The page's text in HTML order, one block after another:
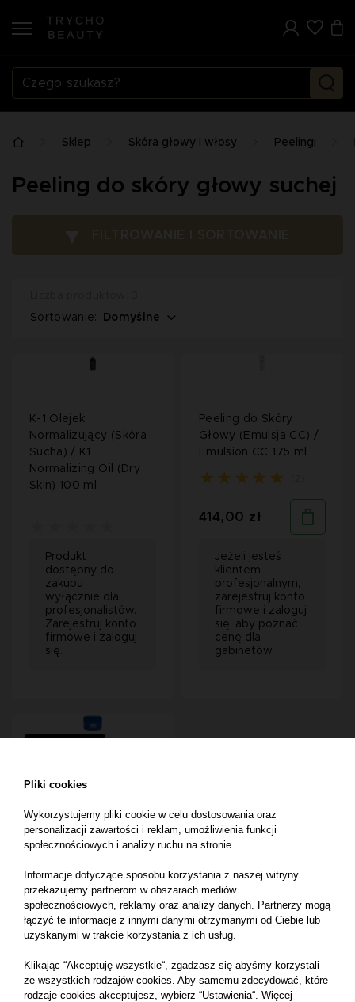
Sklep Skóra głowy i włosy Peelingi
Peeling do skóry głowy suchej
Sortowanie: Domyślne
K-1 Olejek
Normalizujący (Skóra
Sucha) / K1
Normalizing Oil (Dry
Skin) 100 ml
Produkt
dostępny do
zakupu
wyłącznie dla
profesjonalistów.
Zarejestruj konto
firmowe i zaloguj
się.
Peeling do Skóry
Głowy (Emulsja CC) /
Emulsion CC 175 ml
414,00 zł
Jeżeli jesteś
klientem
profesjonalnym,
zarejestruj konto
firmowe i zaloguj
się, aby poznać
cenę dla
gabinetów.
Torf Organiczny /
Produkt
zakupu
wyłącznie dla
profesjonalistów.
Zarejestruj konto
firmowe i zaloguj
Pliki cookies
Wykorzystujemy pliki cookie w celu dostosowania oraz
personalizacji zawartości i reklam, umożliwienia funkcji
społecznościowych i analizy ruchu na stronie.
Informacje dotyczące sposobu korzystania z naszej witryny
przekazujemy partnerom w obszarach mediów
społecznościowych, reklamy oraz analizy danych. Partnerzy mogą
łączyć te informacje z innymi danymi otrzymanymi od Ciebie lub
uzyskanymi w trakcie korzystania z ich usług.
Klikając “Akceptuję wszystkie“, zgadzasz się abyśmy korzystali
ze wszystkich rodzajów cookies. Aby samemu zdecydować, które
rodzaje cookies akceptujesz, wybierz “Ustawienia“. Więcej